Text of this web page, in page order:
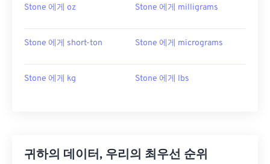
Stone 에게 oz Stone 에게 milligrams
Stone 에게 short-ton Stone 에게 micrograms
Stone 에게 kg Stone 에게 lbs
귀하의 데이터, 우리의 최우선 순위